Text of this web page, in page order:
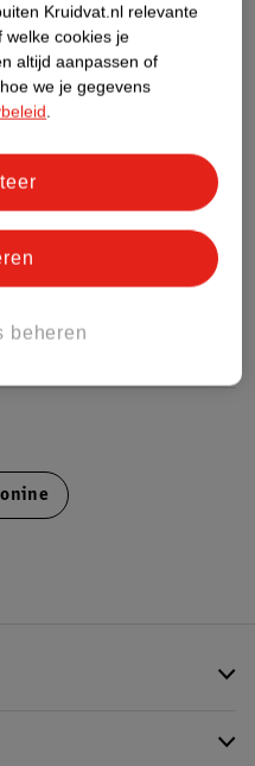
impact op het milieu.
lage impact op het milieu.
op wereldwijde
24%
Kruidvat.nl relevante
welke cookies je
altijd aanpassen of
we je gegevens
.
beheren